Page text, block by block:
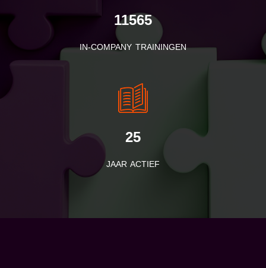
11565
IN-COMPANY TRAININGEN
25
JAAR ACTIEF